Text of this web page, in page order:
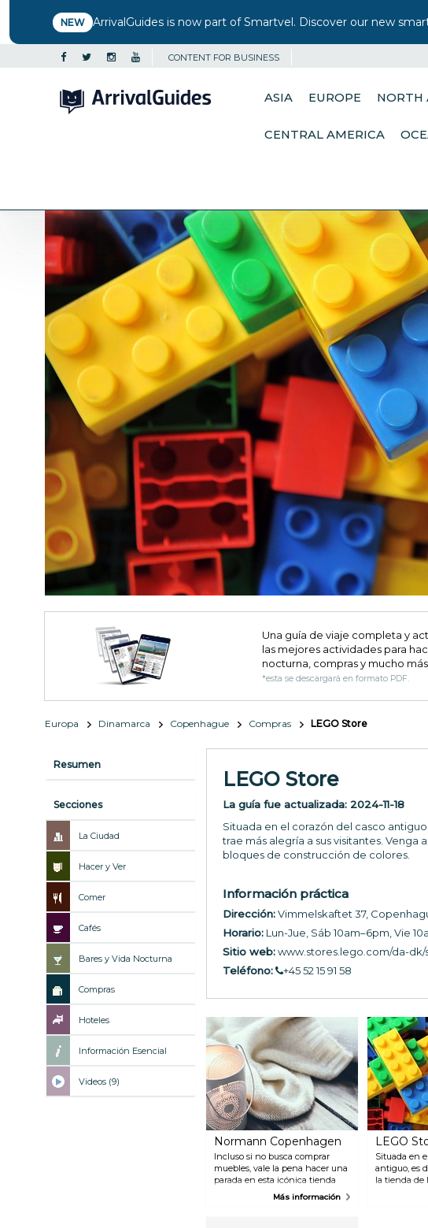
NEW ArrivalGuides is now part of Smartvel. Discover our new
CONTENT FOR BUSINESS
ASIA EUROPE NORTH
CENTRAL AMERICA
Una guía de viaje completa y
las mejores actividades para
nocturna, compras y mucho más.
*esta se descargará en formato PDF.
Europa Dinamarca Copenhague Compras LEGO Store
Resumen
Secciones
La Ciudad
Hacer y Ver
Comer
Cafés
Bares y Vida Nocturna
Compras
Hoteles
Información Esencial
Videos (9)
LEGO Store
La guía fue actualizada: 2024-11-18
Situada en el corazón del casco
trae más alegría a sus visitantes.
bloques de construcción de colores.
Información práctica
Dirección:Vimmelskaftet 37,
Horario: Lun-Jue, Sáb 10am–6pm, Vie
Sitio web:www.stores.lego.com/da-
Teléfono:
+45 52 15 91 58
Normann Copenhagen
Incluso si no busca comprar
muebles, vale la pena hacer una
parada en esta icónica tienda
danesa para echar un vistazo y
Más información
LEGO
Situada en
antiguo, es
la tienda de